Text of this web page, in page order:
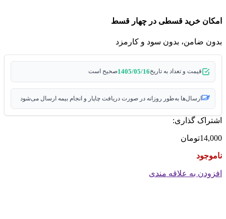
امکان خرید قسطی در چهار قسط
بدون ضامن، بدون سود و کارمزد
قیمت و تعداد به تاریخ1405/05/16صحیح است
ارسال‌ها به‌طور روزانه در صورت دریافت چاپار و انجام بیمه ارسال می‌شود
اشتراک گذاری:
14,000تومان
ناموجود
افزودن به علاقه مندی